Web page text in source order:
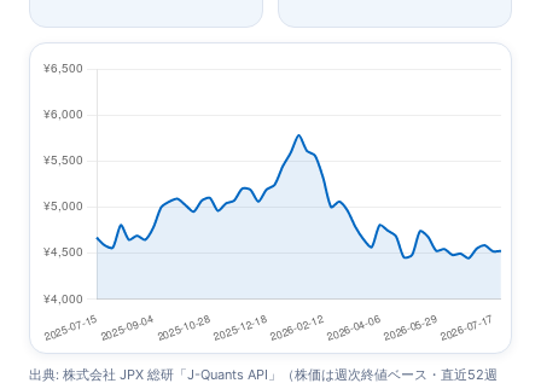
出典: 株式会社 JPX 総研「J-Quants API」（株価は週次終値ベース・直近52週